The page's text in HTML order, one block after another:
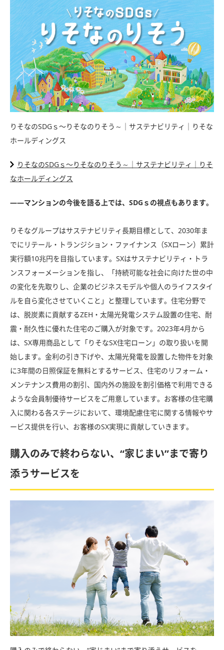
りそなのSDGｓ〜りそなのりそう～｜サステナビリティ｜りそな
ホールディングス
りそなのSDGｓ〜りそなのりそう～｜サステナビリティ｜りそ
なホールディングス
――マンションの今後を語る上では、SDGｓの視点もあります。
りそなグループはサステナビリティ長期目標として、2030年ま
でにリテール・トランジション・ファイナンス（SXローン）累計
実行額10兆円を目指しています。SXはサステナビリティ・トラ
ンスフォーメーションを指し、「持続可能な社会に向けた世の中
の変化を先取りし、企業のビジネスモデルや個人のライフスタイ
ルを自ら変化させていくこと」と整理しています。住宅分野で
は、脱炭素に貢献するZEH・太陽光発電システム設置の住宅、耐
震・耐久性に優れた住宅のご購入が対象です。2023年4月から
は、SX専用商品として「りそなSX住宅ローン」の取り扱いを開
始します。金利の引き下げや、太陽光発電を設置した物件を対象
に3年間の日照保証を無料とするサービス、住宅のリフォーム・
メンテナンス費用の割引、国内外の施設を割引価格で利用できる
ような会員制優待サービスをご用意しています。お客様の住宅購
入に関わる各ステージにおいて、環境配慮住宅に関する情報やサ
ービス提供を行い、お客様のSX実現に貢献していきます。
購入のみで終わらない、“家じまい”まで寄り
添うサービスを